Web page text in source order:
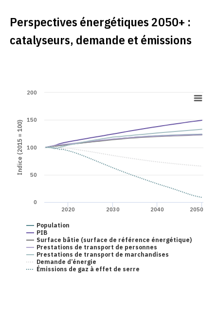
Perspectives énergétiques 2050+ :
catalyseurs, demande et émissions
Indice (2015 = 100)
Population
PIB
Surface bâtie (surface de référence énergétique)
Prestations de transport de personnes
Prestations de transport de marchandises
Demande d’énergie
Émissions de gaz à effet de serre
2020 2030 2040 2050
0
50
100
150
200